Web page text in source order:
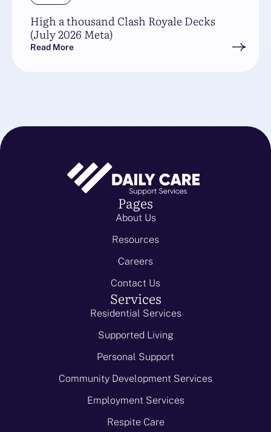
High a thousand Clash Royale Decks
(July 2026 Meta)
Read More
Pages
About Us
Resources
Careers
Contact Us
Services
Residential Services
Supported Living
Personal Support
Community Development Services
Employment Services
Respite Care